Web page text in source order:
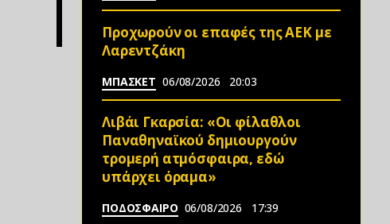
Προχωρούν οι επαφές της ΑΕΚ με
Λαρεντζάκη
ΜΠΑΣΚΕΤ 06/08/2026 20:03
Λιβάι Γκαρσία: «Οι φίλαθλοι
Παναθηναϊκού δημιουργούν
τρομερή ατμόσφαιρα, εδώ
υπάρχει όραμα»
ΠΟΔΟΣΦΑΙΡΟ 06/08/2026 17:39